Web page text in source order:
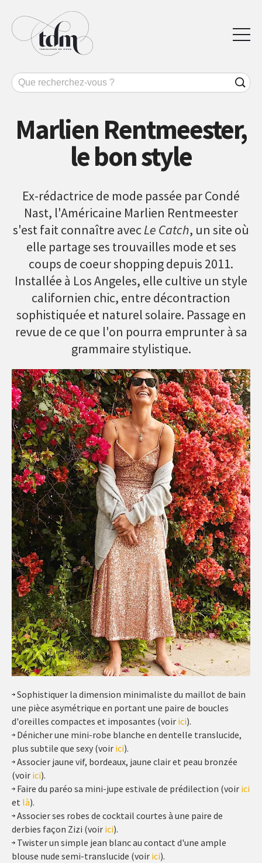
Marlien Rentmeester,
le bon style
Ex-rédactrice de mode passée par Condé
Nast, l'Américaine Marlien Rentmeester
s'est fait connaître avecLe Catch, un site où
elle partage ses trouvailles mode et ses
coups de coeur shopping depuis 2011.
Installée à Los Angeles, elle cultive un style
californien chic, entre décontraction
sophistiquée et naturel solaire. Passage en
revue de ce que l'on pourra emprunter à sa
grammaire stylistique.
Sophistiquer la dimension minimaliste du maillot de bain
une pièce asymétrique en portant une paire de boucles
d'oreilles compactes et imposantes (voir ici).
Dénicher une mini-robe blanche en dentelle translucide,
plus subtile que sexy (voir ici).
Associer jaune vif, bordeaux, jaune clair et peau bronzée
(voir ici).
Faire du paréo sa mini-jupe estivale de prédilection (voir ici
et là).
Associer ses robes de cocktail courtes à une paire de
derbies façon Zizi (voir ici).
Twister un simple jean blanc au contact d'une ample
blouse nude semi-translucide (voir ici).